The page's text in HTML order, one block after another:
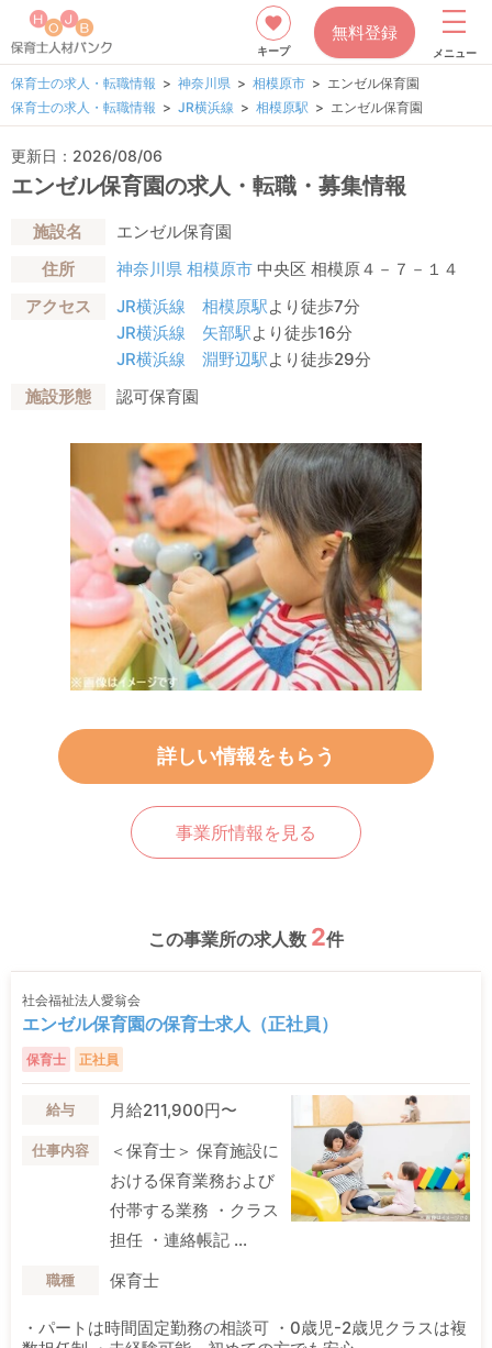
キープ
無料登録
メニュー
保育士の求人・転職情報 神奈川県 相模原市
エンゼル保育園
保育士の求人・転職情報
JR横浜線 相模原駅 エンゼル保育園
更新日：2026/08/06
エンゼル保育園の求人・転職・募集情報
施設名
エンゼル保育園
住所
神奈川県 相模原市中央区 相模原４－７－１４
アクセス
JR横浜線 相模原駅より徒歩7分
JR横浜線
矢部駅より徒歩16分
JR横浜線
淵野辺駅より徒歩29分
施設形態
認可保育園
詳しい情報をもらう
事業所情報を見る
この事業所の求人数 2件
社会福祉法人愛翁会
エンゼル保育園の保育士求人（正社員）
保育士 正社員
給与 月給211,900円〜
仕事内容
＜保育士＞ 保育施設に
おける保育業務および
付帯する業務 ・クラス
担任 ・連絡帳記 ...
職種 保育士
・パートは時間固定勤務の相談可 ・0歳児-2歳児クラスは複